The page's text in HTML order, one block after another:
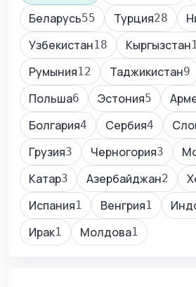
Беларусь55 Турция28
Узбекистан18 Кыргызстан
Румыния12 Таджикистан9
Польша6 Эстония5
Болгария4 Сербия4
Грузия3 Черногория3
Катар3 Азербайджан2
Испания1 Венгрия1
Ирак1 Молдова1